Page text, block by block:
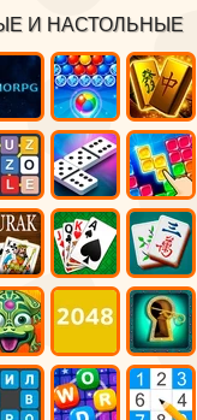
И НАСТОЛЬНЫЕ